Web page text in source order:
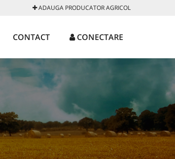
ADAUGA PRODUCATOR AGRICOL
CONTACT CONECTARE